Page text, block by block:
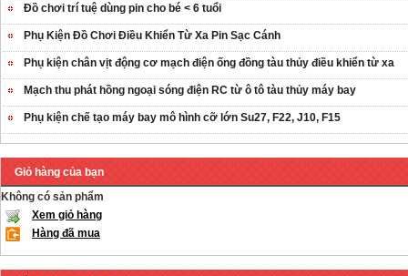
Đồ chơi trí tuệ dùng pin cho bé < 6 tuổi
Phụ Kiện Đồ Chơi Điều Khiển Từ Xa Pin Sạc Cánh
Phụ kiện chân vịt động cơ mạch điện ống đồng tàu thủy điều khiển từ xa
Mạch thu phát hồng ngoại sóng điện RC từ ô tô tàu thủy máy bay
Phụ kiện chế tạo máy bay mô hình cỡ lớn Su27, F22, J10, F15
Giỏ hàng của bạn
Không có sản phẩm
Xem giỏ hàng
Hàng đã mua